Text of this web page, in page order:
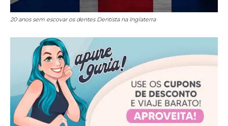
20 anos sem escovar os dentes Dentista na Inglaterra